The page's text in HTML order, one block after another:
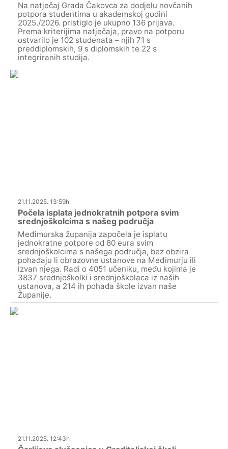
Na natječaj Grada Čakovca za dodjelu novčanih
potpora studentima u akademskoj godini
2025./2026. pristiglo je ukupno 136 prijava.
Prema kriterijima natječaja, pravo na potporu
ostvarilo je 102 studenata – njih 71 s
preddiplomskih, 9 s diplomskih te 22 s
integriranih studija.
21.11.2025. 13:59h
Počela isplata jednokratnih potpora svim
srednjoškolcima s našeg područja
Međimurska županija započela je isplatu
jednokratne potpore od 80 eura svim
srednjoškolcima s našega područja, bez obzira
pohađaju li obrazovne ustanove na Međimurju ili
izvan njega. Radi o 4051 učeniku, među kojima je
3837 srednjoškolki i srednjoškolaca iz naših
ustanova, a 214 ih pohađa škole izvan naše
Županije.
21.11.2025. 12:43h